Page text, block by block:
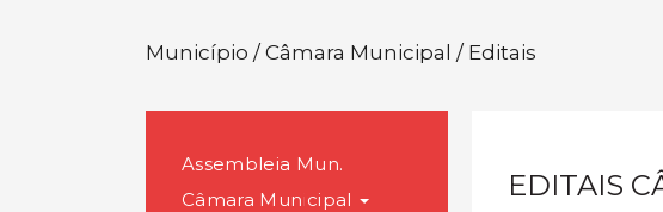
Município / Câmara Municipal / Editais
Assembleia Mun.
Câmara Municipal
EDITAIS